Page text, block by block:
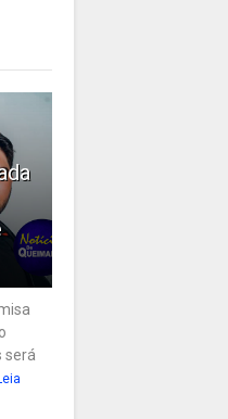
será